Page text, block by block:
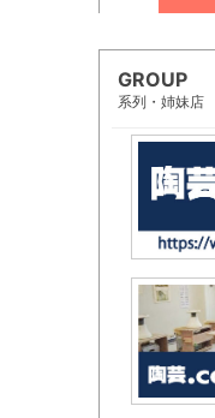
GROUP
系列・姉妹店